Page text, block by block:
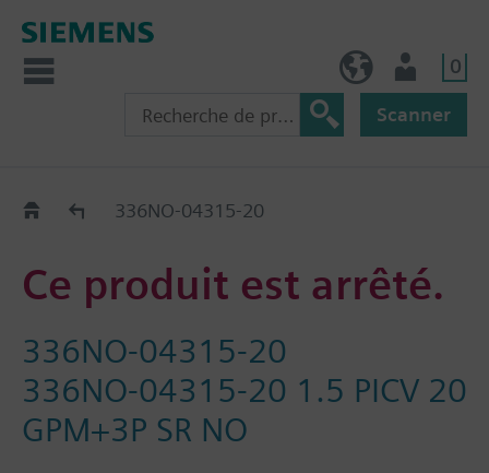
0
Scanner
Old2New336NO-04315-20
Ce produit est arrêté.
336NO-04315-20
336NO-04315-20 1.5 PICV 20
GPM+3P SR NO